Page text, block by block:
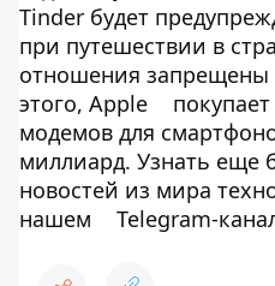
Tinder будет
при путешествии в
отношения
этого, Apple
покупает
модемов для
миллиард. Узнать еще
новостей из мира
нашем
Telegram-